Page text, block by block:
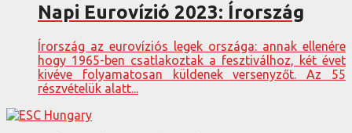
Napi Eurovízió 2023: Írország
Írország az eurovíziós legek országa: annak ellenére
hogy 1965-ben csatlakoztak a fesztiválhoz, két évet
kivéve folyamatosan küldenek versenyzőt. Az 55
részvételük alatt...